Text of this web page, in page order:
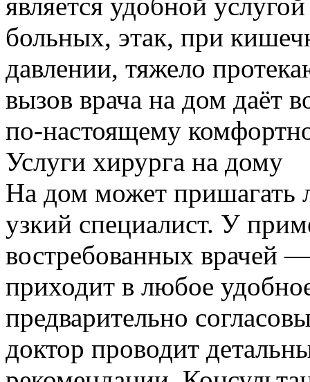
больных, этак, при
давлении, тяжело
вызов врача на дом даёт
по-настоящему
Услуги хирурга на дому
На дом может пришагать
узкий специалист. У
востребованных врачей
приходит в любое
предварительно
доктор проводит